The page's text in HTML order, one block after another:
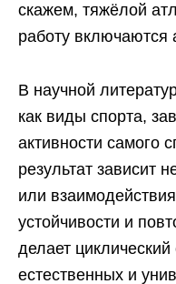
скажем, тяжёлой
работу включаются
В научной
как виды спорта,
активности самого
результат зависит
или
устойчивости и
делает
естественных и